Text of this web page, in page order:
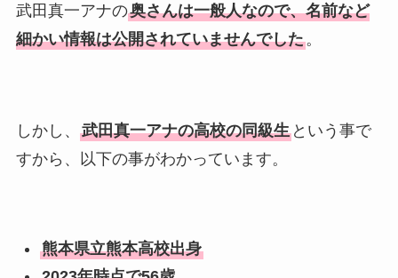
武田真一アナの奥さんは一般人なので、名前など
細かい情報は公開されていませんでした。
しかし、 武田真一アナの高校の同級生という事で
すから、以下の事がわかっています。
熊本県立熊本高校出身